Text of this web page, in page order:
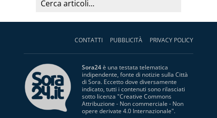
CONTATTI PUBBLICITÀ PRIVACY POLICY
Sora24è una testata telematica
indipendente, fonte di notizie sulla Città
di Sora. Eccetto dove diversamente
indicato, tutti i contenuti sono rilasciati
sotto licenza "Creative Commons
Attribuzione - Non commerciale - Non
opere derivate 4.0 Internazionale".